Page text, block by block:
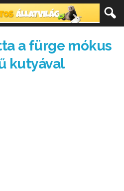
a fürge mókus
kutyával